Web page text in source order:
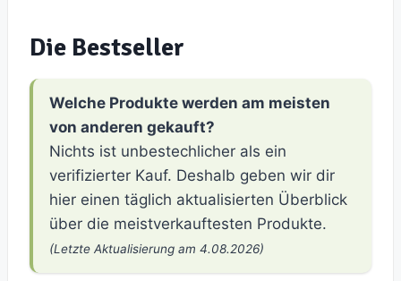
Die Bestseller
Welche Produkte werden am meisten
von anderen gekauft?
Nichts ist unbestechlicher als ein
verifizierter Kauf. Deshalb geben wir dir
hier einen täglich aktualisierten Überblick
über die meistverkauftesten Produkte.
(Letzte Aktualisierung am 4.08.2026)